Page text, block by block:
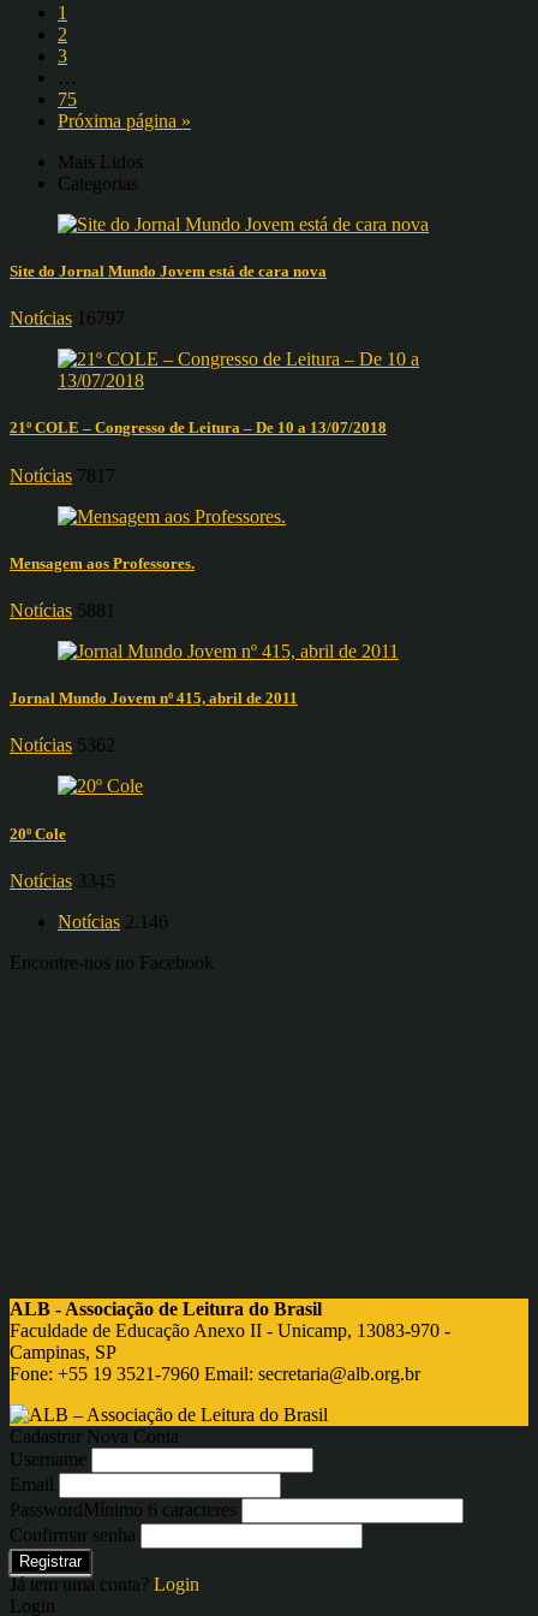
1
2
3
…
75
Próxima página »
Mais Lidos
Categorias
Site do Jornal Mundo Jovem está de cara nova
Notícias 16797
21º COLE – Congresso de Leitura – De 10 a 13/07/2018
Notícias 7817
Mensagem aos Professores.
Notícias 5881
Jornal Mundo Jovem nº 415, abril de 2011
Notícias 5362
20º Cole
Notícias 3345
Notícias 2.146
Encontre-nos no Facebook
ALB - Associação de Leitura do Brasil
Faculdade de Educação Anexo II - Unicamp, 13083-970 -
Campinas, SP
Fone: +55 19 3521-7960 Email: secretaria@alb.org.br
Cadastrar Nova Conta
Username
Email
PasswordMínimo 6 caracteres
Confirmar senha
Registrar
Já tem uma conta? Login
Login